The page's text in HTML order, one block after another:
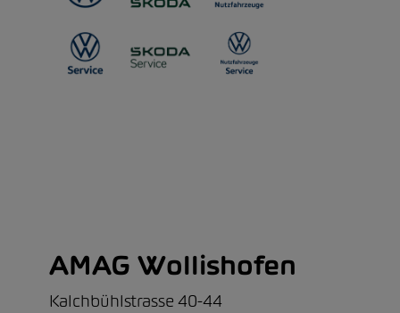
AMAG Wollishofen
Kalchbühlstrasse 40-44